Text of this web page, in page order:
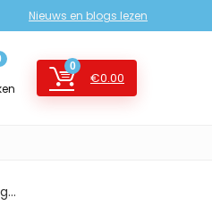
Nieuws en blogs lezen
0
€0.00